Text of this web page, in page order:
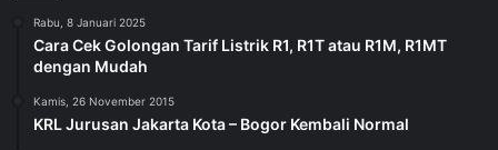
Rabu, 8 Januari 2025
Cara Cek Golongan Tarif Listrik R1, R1T atau R1M, R1MT
dengan Mudah
Kamis, 26 November 2015
KRL Jurusan Jakarta Kota – Bogor Kembali Normal